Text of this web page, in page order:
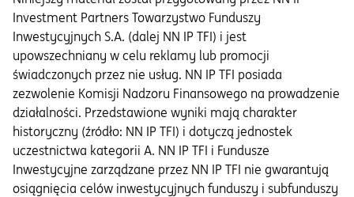
Investment Partners Towarzystwo Funduszy
Inwestycyjnych S.A. (dalej NN IP TFI) i jest
upowszechniany w celu reklamy lub promocji
świadczonych przez nie usług. NN IP TFI posiada
zezwolenie Komisji Nadzoru Finansowego na prowadzenie
działalności. Przedstawione wyniki mają charakter
historyczny (źródło: NN IP TFI) i dotyczą jednostek
uczestnictwa kategorii A. NN IP TFI i Fundusze
Inwestycyjne zarządzane przez NN IP TFI nie gwarantują
osiągnięcia celów inwestycyjnych funduszy i subfunduszy